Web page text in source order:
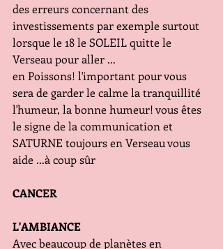
des erreurs concernant des
investissements par exemple surtout
lorsque le 18 le SOLEIL quitte le
Verseau pour aller ...
en Poissons! l'important pour vous
sera de garder le calme la tranquillité
l'humeur, la bonne humeur! vous êtes
le signe de la communication et
SATURNE toujours en Verseau vous
aide ...à coup sûr
CANCER
L'AMBIANCE
Avec beaucoup de planètes en